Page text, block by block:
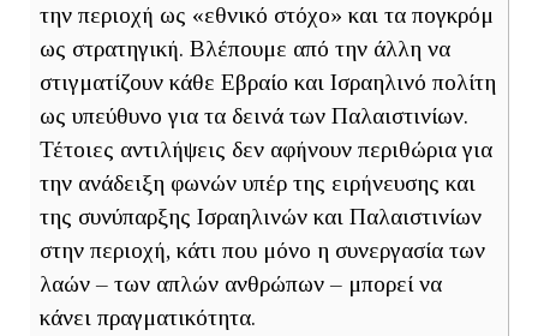
την περιοχή ως «εθνικό στόχο» και τα πογκρόμ
ως στρατηγική. Βλέπουμε από την άλλη να
στιγματίζουν κάθε Εβραίο και Ισραηλινό πολίτη
ως υπεύθυνο για τα δεινά των Παλαιστινίων.
Τέτοιες αντιλήψεις δεν αφήνουν περιθώρια για
την ανάδειξη φωνών υπέρ της ειρήνευσης και
της συνύπαρξης Ισραηλινών και Παλαιστινίων
στην περιοχή, κάτι που μόνο η συνεργασία των
λαών – των απλών ανθρώπων – μπορεί να
κάνει πραγματικότητα.